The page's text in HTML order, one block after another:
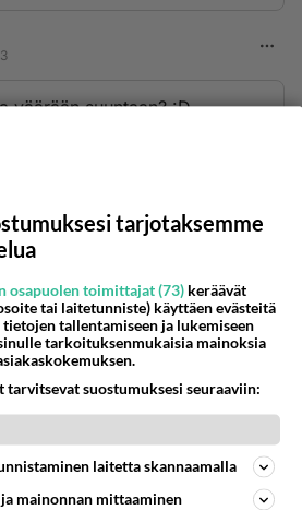
väärään suuntaan? :D
pyörähuolto on luotettava ja
taannoin huollatin pyöräni
toimi enää Jokikadulla vaan
Sibeliuksenbulevardi 3.
Kommentoi
tarjotaksemme
osapuolen toimittajat (73) keräävät
tai laitetunniste) käyttäen evästeitä
tallentamiseen ja lukemiseen
tarkoituksenmukaisia mainoksia
tarvitsevat suostumuksesi seuraaviin:
laitetta skannaamalla
mainonnan mittaaminen